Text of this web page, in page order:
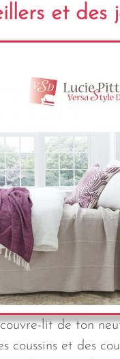
et des
lit de ton
coussins et des